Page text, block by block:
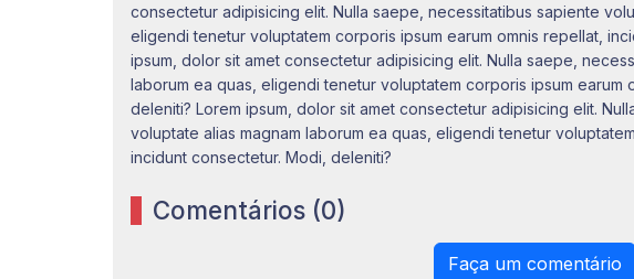
consectetur adipisicing elit. Nulla saepe, necessitatibus sapiente
eligendi tenetur voluptatem corporis ipsum earum omnis repellat,
ipsum, dolor sit amet consectetur adipisicing elit. Nulla saepe,
laborum ea quas, eligendi tenetur voluptatem corporis ipsum earum
deleniti? Lorem ipsum, dolor sit amet consectetur adipisicing elit.
voluptate alias magnam laborum ea quas, eligendi tenetur
incidunt consectetur. Modi, deleniti?
Comentários (0)
Faça um comentário